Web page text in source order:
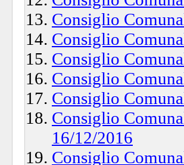
Consiglio
Consiglio
Consiglio
Consiglio
Consiglio
Consiglio
16/12/2016
Consiglio